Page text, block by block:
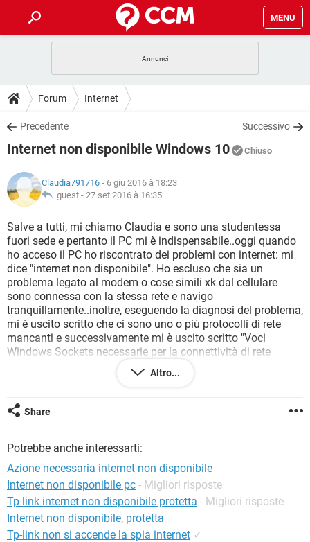
MENU
INTRATTENIMENTO
iOS
INSTAGRAM WHATSAPP
TIKTOK
HARDWARE
GUIDE
COVID-19
INSTAGRAM WHATSAPP
TIKTOK
HARDWARE
DOWNLOAD
COVID-19 GAMING
INTRATTENIMENTO
iOS
INSTAGRAM
TIKTOK FACEBOOK
HARDWARE
COVID-19 GAMING
INTRATTENIMENTO
iOS WINDOWS 10
INSTAGRAM WHATSAPP
TIKTOK FACEBOOK
HARDWARE
GLOSSARIO
COVID-19
INTRATTENIMENTO ANDROID
iOS WINDOWS 10
WHATSAPP
TIKTOK FACEBOOK
HARDWARE
Forum Internet
Precedente Successivo
Internet non disponibile Windows 10 Chiuso
Claudia791716 - 6 giu 2016 à 18:23
guest - 27 set 2016 à 16:35
Salve a tutti, mi chiamo Claudia e sono una studentessa
fuori sede e pertanto il PC mi è indispensabile..oggi quando
ho acceso il PC ho riscontrato dei problemi con internet: mi
dice "internet non disponibile". Ho escluso che sia un
problema legato al modem o cose simili xk dal cellulare
sono connessa con la stessa rete e navigo
tranquillamente..inoltre, eseguendo la diagnosi del problema,
mi è uscito scritto che ci sono uno o più protocolli di rete
mancanti e successivamente mi è uscito scritto "Voci
Windows Sockets necessarie per la connettività di rete
mancanti nel Registro di sistema".
Ho provato sia a disinstallare la scheda di rete e riavviare il
ieri sera ho usato il PC tranquillamente e dopo di che lo ho
spento.
Grazie in anticipo x chi mi aiuterà...
Altro...
Share
Potrebbe anche interessarti:
Azione necessaria internet non disponibile
Internet non disponibile pc - Migliori risposte
Tp link internet non disponibile protetta - Migliori risposte
Internet non disponibile, protetta
Tp-link non si accende la spia internet ✓